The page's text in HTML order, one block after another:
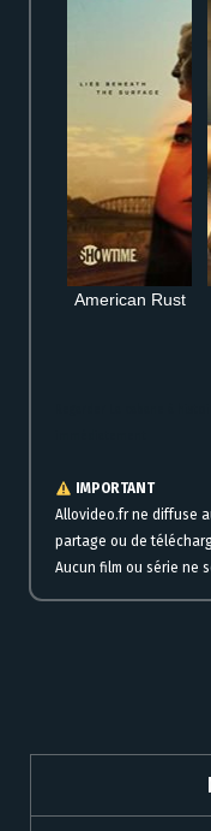
American Rust
IMPORTANT
Allovideo.fr ne diffuse
partage ou de
Aucun film ou série ne